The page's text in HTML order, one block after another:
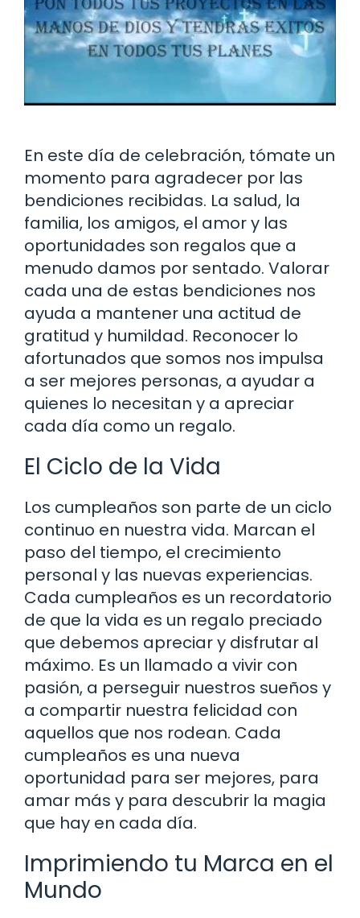
En este día de celebración, tómate un
momento para agradecer por las
bendiciones recibidas. La salud, la
familia, los amigos, el amor y las
oportunidades son regalos que a
menudo damos por sentado. Valorar
cada una de estas bendiciones nos
ayuda a mantener una actitud de
gratitud y humildad. Reconocer lo
afortunados que somos nos impulsa
a ser mejores personas, a ayudar a
quienes lo necesitan y a apreciar
cada día como un regalo.
El Ciclo de la Vida
Los cumpleaños son parte de un ciclo
continuo en nuestra vida. Marcan el
paso del tiempo, el crecimiento
personal y las nuevas experiencias.
Cada cumpleaños es un recordatorio
de que la vida es un regalo preciado
que debemos apreciar y disfrutar al
máximo. Es un llamado a vivir con
pasión, a perseguir nuestros sueños y
a compartir nuestra felicidad con
aquellos que nos rodean. Cada
cumpleaños es una nueva
oportunidad para ser mejores, para
amar más y para descubrir la magia
que hay en cada día.
Imprimiendo tu Marca en el
Mundo